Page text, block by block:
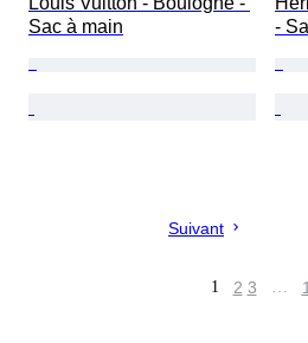
Sac à main
-
Suivant
1 2 3 …